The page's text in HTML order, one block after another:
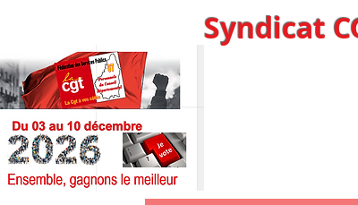
Syndicat